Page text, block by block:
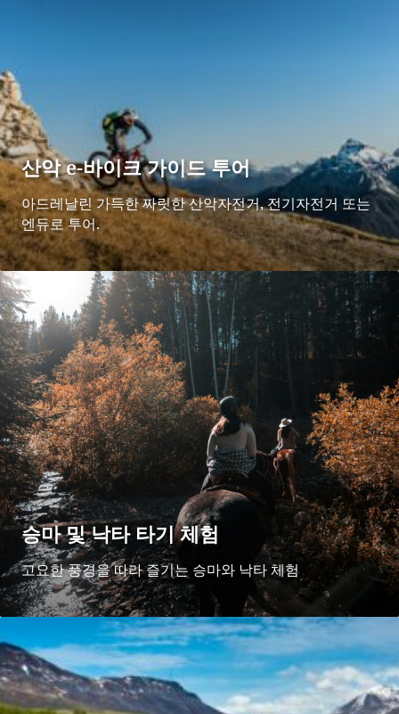
산악 e-바이크 가이드 투어
아드레날린 가득한 짜릿한 산악자전거, 전기자전거 또는
엔듀로 투어.
승마 및 낙타 타기 체험
고요한 풍경을 따라 즐기는 승마와 낙타 체험